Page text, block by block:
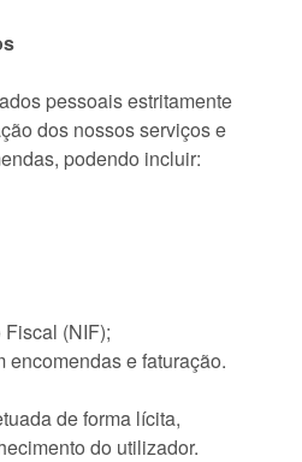
pessoais estritamente
dos nossos serviços e
podendo incluir:
Fiscal (NIF);
encomendas e faturação.
de forma lícita,
do utilizador.